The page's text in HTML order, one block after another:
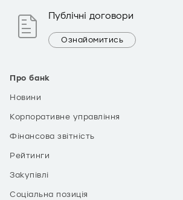
Про банк
Новини
Корпоративне управління
Фінансова звітність
Рейтинги
Закупівлі
Соціальна позиція
Публічні договори
Ознайомитись